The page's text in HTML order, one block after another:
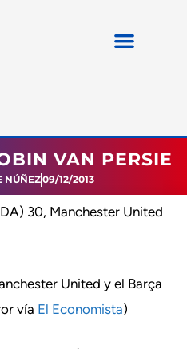
VAN PERSIE
NÚÑEZ09/12/2013
30, Manchester United
United y el Barça
vía El Economista)